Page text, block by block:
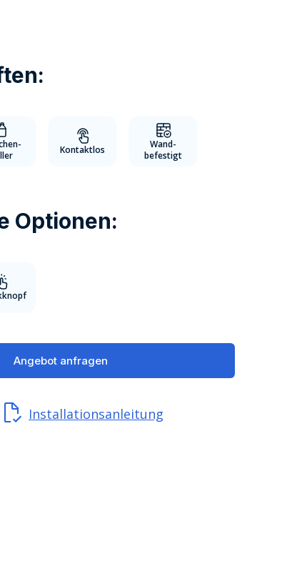
Kontaktlos
Wand-
befestigt
Optionen:
Angebot anfragen
Installationsanleitung